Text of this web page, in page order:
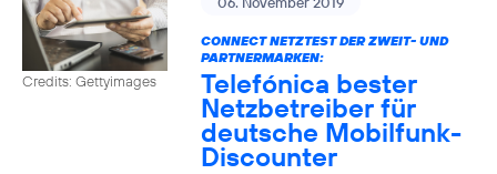
Credits: Gettyimages
CONNECT NETZTEST DER ZWEIT- UND
PARTNERMARKEN:
Telefónica bester
Netzbetreiber für
deutsche Mobilfunk-
Discounter